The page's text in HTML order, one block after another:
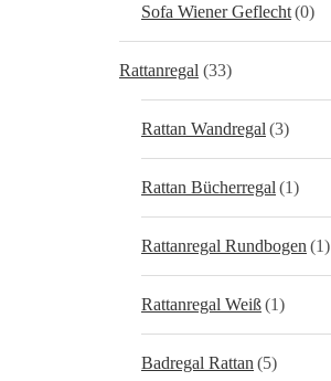
Sofa Wiener Geflecht(0)
Rattanregal (33)
Rattan Wandregal (3)
Rattan Bücherregal (1)
Rattanregal Rundbogen (1)
Rattanregal Weiß(1)
Badregal Rattan (5)